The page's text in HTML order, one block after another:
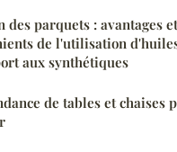
des parquets : avantages
de l'utilisation
aux synthétiques
de tables et chaises